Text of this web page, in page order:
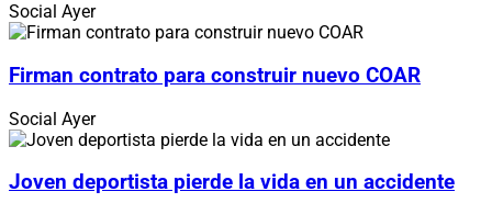
Social Ayer
Firman contrato para construir nuevo COAR
Social Ayer
Joven deportista pierde la vida en un accidente